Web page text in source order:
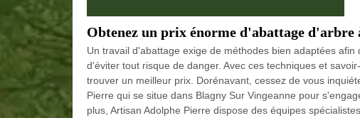
Obtenez un prix énorme d'abattage d'arbre
Un travail d'abattage exige de méthodes bien adaptées
d'éviter tout risque de danger. Avec ces techniques et
trouver un meilleur prix. Dorénavant, cessez de vous
Pierre qui se situe dans Blagny Sur Vingeanne pour
plus, Artisan Adolphe Pierre dispose des équipes